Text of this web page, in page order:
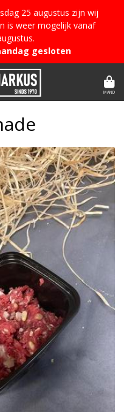
25 augustus zijn wij
is weer mogelijk vanaf
gesloten
MAND